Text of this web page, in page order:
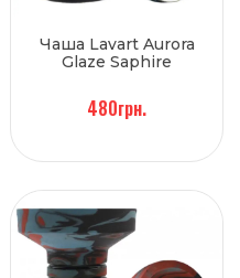
Чаша Lavart Aurora
Glaze Saphire
480грн.